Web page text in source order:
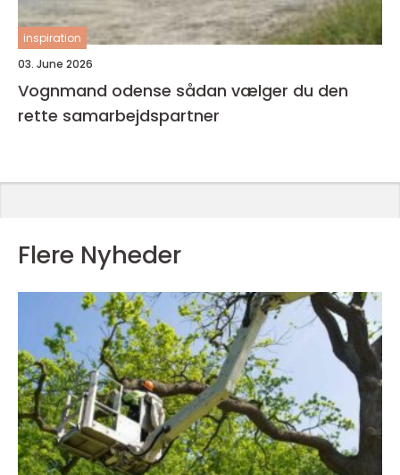
inspiration
03. June 2026
Vognmand odense sådan vælger du den
rette samarbejdspartner
Flere Nyheder